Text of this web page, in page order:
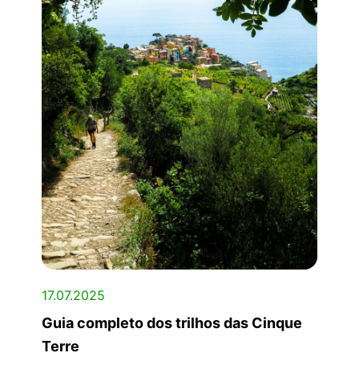
17.07.2025
Guia completo dos trilhos das Cinque
Terre